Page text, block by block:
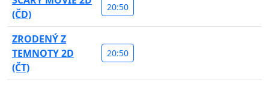
(ČD)
20:50
ZRODENÝ Z
TEMNOTY 2D
(ČT)
20:50